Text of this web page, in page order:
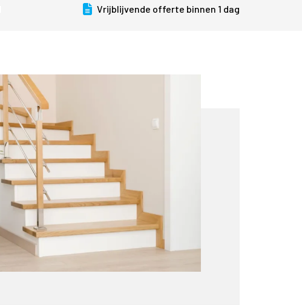
Vrijblijvende offerte binnen 1 dag